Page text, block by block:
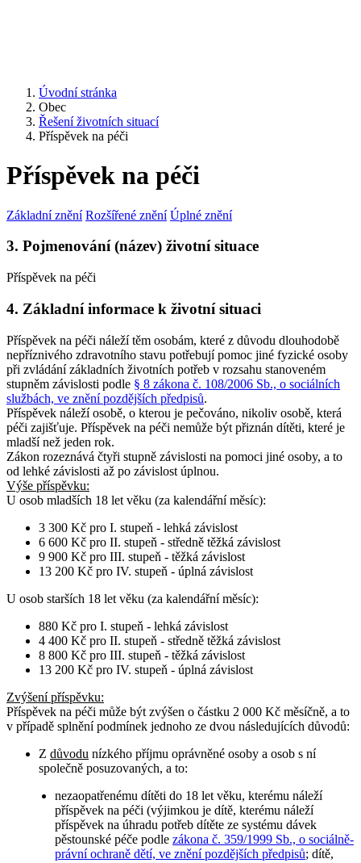
Úvodní stránka
Obec
Řešení životních situací
Příspěvek na péči
Příspěvek na péči
Základní znění Rozšířené znění Úplné znění
3. Pojmenování (název) životní situace
Příspěvek na péči
4. Základní informace k životní situaci
Příspěvek na péči náleží těm osobám, které z důvodu dlouhodobě
nepříznivého zdravotního stavu potřebují pomoc jiné fyzické osoby
při zvládání základních životních potřeb v rozsahu stanoveném
stupněm závislosti podle § 8 zákona č. 108/2006 Sb., o sociálních
službách, ve znění pozdějších předpisů.
Příspěvek náleží osobě, o kterou je pečováno, nikoliv osobě, která
péči zajišťuje. Příspěvek na péči nemůže být přiznán dítěti, které je
mladší než jeden rok.
Zákon rozeznává čtyři stupně závislosti na pomoci jiné osoby, a to
od lehké závislosti až po závislost úplnou.
Výše příspěvku:
U osob mladších 18 let věku (za kalendářní měsíc):
3 300 Kč pro I. stupeň - lehká závislost
6 600 Kč pro II. stupeň - středně těžká závislost
9 900 Kč pro III. stupeň - těžká závislost
13 200 Kč pro IV. stupeň - úplná závislost
U osob starších 18 let věku (za kalendářní měsíc):
880 Kč pro I. stupeň - lehká závislost
4 400 Kč pro II. stupeň - středně těžká závislost
8 800 Kč pro III. stupeň - těžká závislost
13 200 Kč pro IV. stupeň - úplná závislost
Zvýšení příspěvku:
Příspěvek na péči může být zvýšen o částku 2 000 Kč měsíčně, a to
v případě splnění podmínek jednoho ze dvou následujících důvodů:
Z důvodu nízkého příjmu oprávněné osoby a osob s ní
společně posuzovaných, a to:
nezaopatřenému dítěti do 18 let věku, kterému náleží
příspěvek na péči (výjimkou je dítě, kterému náleží
příspěvek na úhradu potřeb dítěte ze systému dávek
pěstounské péče podlezákona č. 359/1999 Sb., o sociálně-
právní ochraně dětí, ve znění pozdějších předpisů; dítě,